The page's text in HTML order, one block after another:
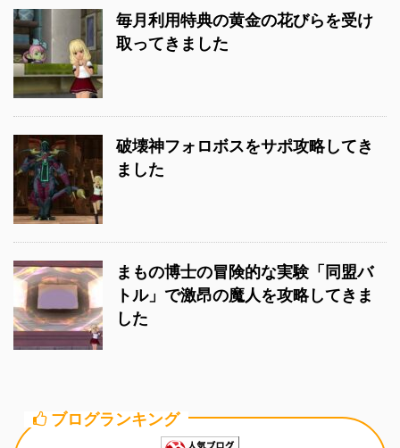
毎月利用特典の黄金の花びらを受け
取ってきました
破壊神フォロボスをサポ攻略してき
ました
まもの博士の冒険的な実験「同盟バ
トル」で激昂の魔人を攻略してきま
した
ブログランキング